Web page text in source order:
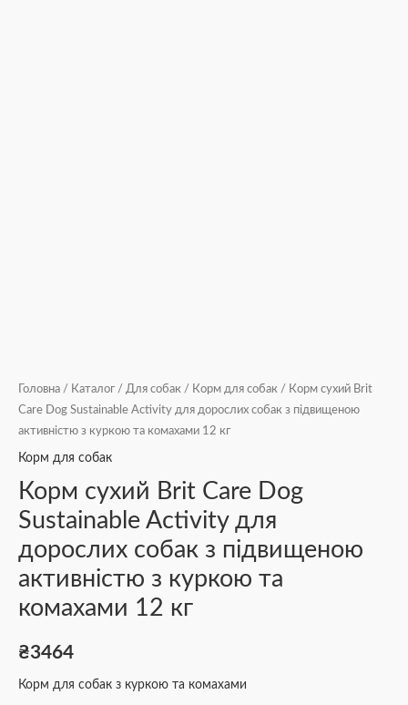
Головна / Каталог / Для собак / Корм для собак / Корм сухий Brit
Care Dog Sustainable Activity для дорослих собак з підвищеною
активністю з куркою та комахами 12 кг
Корм для собак
Корм сухий Brit Care Dog
Sustainable Activity для
дорослих собак з підвищеною
активністю з куркою та
комахами 12 кг
₴3464
Корм для собак з куркою та комахами